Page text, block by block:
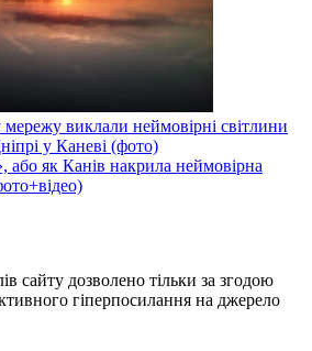
виклали неймовірні світлини
у Каневі (фото)
або як Канів накрила неймовірна
сайту дозволено тільки за згодою
гіперпосилання на джерело